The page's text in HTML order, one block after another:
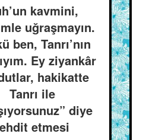
kavmini,
uğraşmayın.
ben, Tanrı’nın
Ey ziyankâr
hakikatte
Tanrı ile
diye
etmesi